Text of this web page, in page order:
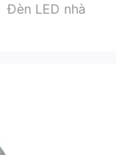
Đèn LED nhà